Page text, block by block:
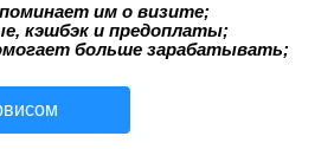
им о визите;
кэшбэк и предоплаты;
больше зарабатывать;